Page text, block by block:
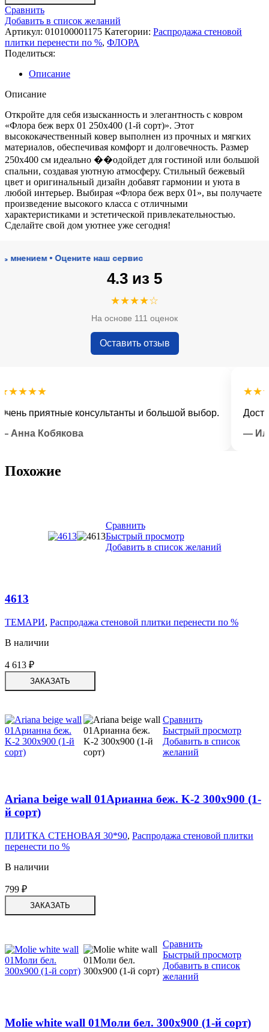
Сравнить
Добавить в список желаний
Артикул: 010100001175 Категории: Распродажа стеновой
плитки перенести по %, ФЛОРА
Поделиться:
Описание
Описание
Откройте для себя изысканность и элегантность с ковром
«Флора беж верх 01 250х400 (1-й сорт)». Этот
высококачественный ковер выполнен из прочных и мягких
материалов, обеспечивая комфорт и долговечность. Размер
250х400 см идеально ��одойдет для гостиной или большой
спальни, создавая уютную атмосферу. Стильный бежевый
цвет и оригинальный дизайн добавят гармонии и уюта в
любой интерьер. Выбирая «Флора беж верх 01», вы получаете
произведение высокого класса с отличными
характеристиками и эстетической привлекательностью.
Сделайте свой дом уютнее уже сегодня!
• Оцените наш сервис
4.3 из 5
★★★★☆
На основе 111 оценок
Оставить отзыв
приятные консультанты и большой выбор.
Кобякова
— Илья
Похожие
Сравнить
Быстрый просмотр
Добавить в список желаний
4613
ТЕМАРИ, Распродажа стеновой плитки перенести по %
В наличии
4 613 ₽
ЗАКАЗАТЬ
Сравнить
Быстрый просмотр
Добавить в список
желаний
Ariana beige wall 01Арианна беж. K-2 300х900 (1-
й сорт)
ПЛИТКА СТЕНОВАЯ 30*90, Распродажа стеновой плитки
перенести по %
В наличии
799 ₽
ЗАКАЗАТЬ
Сравнить
Быстрый просмотр
Добавить в список
желаний
Molie white wall 01Моли бел. 300х900 (1-й сорт)